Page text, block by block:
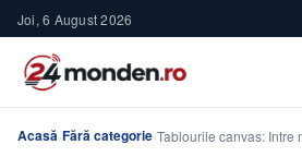
Joi, 6 August 2026
Acasă›Fără categorie›Tablourile canvas: Intre